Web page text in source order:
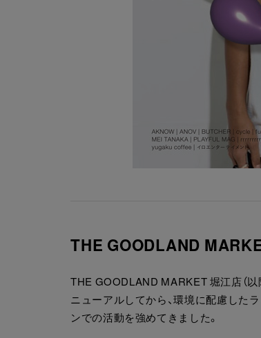
THE GOODLAND
THE GOODLAND MARKET 堀江店（
ニューアルしてから、環境に配慮した
ンでの活動を強めてきました。